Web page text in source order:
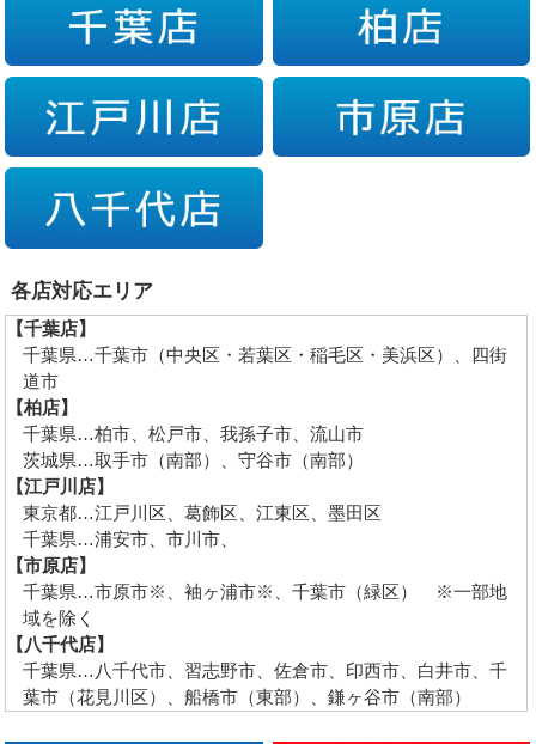
各店対応エリア
【千葉店】
千葉県…千葉市（中央区・若葉区・稲毛区・美浜区）、四街
道市
【柏店】
千葉県…柏市、松戸市、我孫子市、流山市
茨城県…取手市（南部）、守谷市（南部）
【江戸川店】
東京都…江戸川区、葛飾区、江東区、墨田区
千葉県…浦安市、市川市、
【市原店】
千葉県…市原市※、袖ヶ浦市※、千葉市（緑区） ※一部地
域を除く
【八千代店】
千葉県…八千代市、習志野市、佐倉市、印西市、白井市、千
葉市（花見川区）、船橋市（東部）、鎌ヶ谷市（南部）